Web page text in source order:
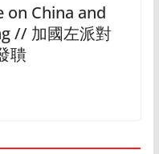
on China and
// 加國左派對
聵